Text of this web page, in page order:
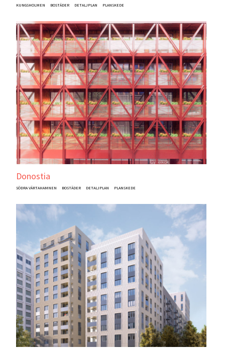
KUNGSHOLMEN BOSTÄDER DETALJPLAN PLANSKEDE
Donostia
SÖDRA VÄRTAHAMNEN BOSTÄDER DETALJPLAN PLANSKEDE